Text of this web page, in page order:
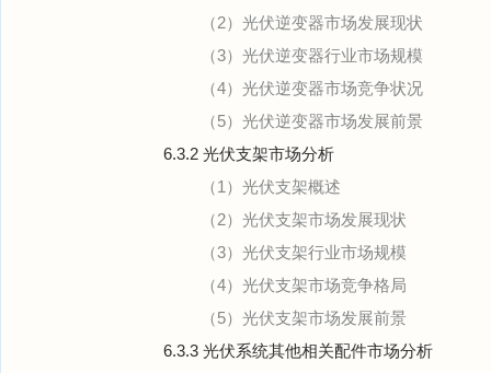
（2）光伏逆变器市场发展现状
（3）光伏逆变器行业市场规模
（4）光伏逆变器市场竞争状况
（5）光伏逆变器市场发展前景
6.3.2 光伏支架市场分析
（1）光伏支架概述
（2）光伏支架市场发展现状
（3）光伏支架行业市场规模
（4）光伏支架市场竞争格局
（5）光伏支架市场发展前景
6.3.3 光伏系统其他相关配件市场分析